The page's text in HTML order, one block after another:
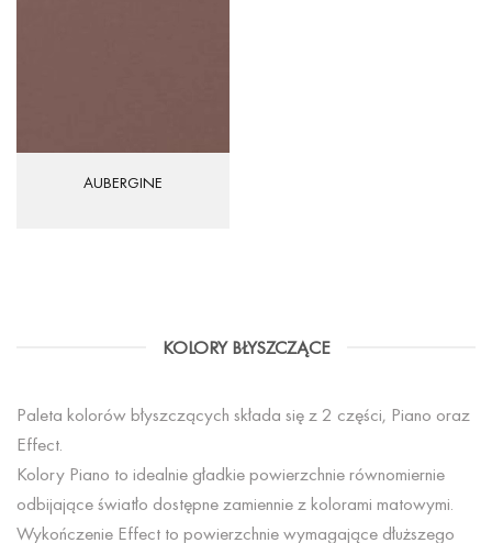
AUBERGINE
KOLORY BŁYSZCZĄCE
Paleta kolorów błyszczących składa się z 2 części, Piano oraz
Effect.
Kolory Piano to idealnie gładkie powierzchnie równomiernie
odbijające światło dostępne zamiennie z kolorami matowymi.
Wykończenie Effect to powierzchnie wymagające dłuższego